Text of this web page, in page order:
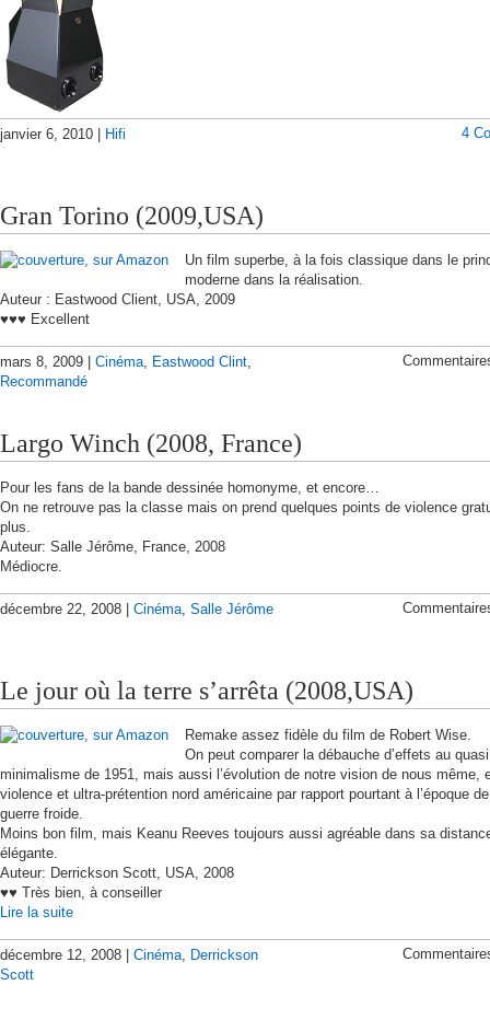
janvier 6, 2010 | Hifi 4
Gran Torino (2009,USA)
Un film superbe, à la fois classique dans le
moderne dans la réalisation.
Auteur : Eastwood Client, USA, 2009
♥♥♥ Excellent
mars 8, 2009 | Cinéma Eastwood Clint
Recommandé
Largo Winch (2008, France)
Pour les fans de la bande dessinée homonyme, et encore…
On ne retrouve pas la classe mais on prend quelques points de violence
plus.
Auteur: Salle Jérôme, France, 2008
Médiocre.
décembre 22, 2008 | Cinéma Salle Jérôme
Le jour où la terre s’arrêta (2008,USA)
Remake assez fidèle du film de Robert Wise.
On peut comparer la débauche d’effets au quasi
minimalisme de 1951, mais aussi l’évolution de notre vision de nous même,
violence et ultra-prétention nord américaine par rapport pourtant à l’époque
guerre froide.
Moins bon film, mais Keanu Reeves toujours aussi agréable dans sa
élégante.
Auteur: Derrickson Scott, USA, 2008
♥♥ Très bien, à conseiller
Lire la suite
décembre 12, 2008 | Cinéma
Derrickson
Scott